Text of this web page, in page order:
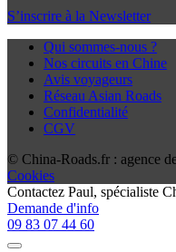
S’inscrire à la Newsletter
Qui sommes-nous ?
Nos circuits en Chine
Avis voyageurs
Réseau Asian Roads
Confidentialité
CGV
© China-Roads.fr : agence
Cookies
Contactez Paul, spécialiste
Demande d'info
09 83 07 44 60